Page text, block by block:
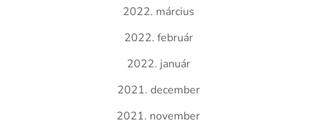
2022. március
2022. február
2022. január
2021. december
2021. november